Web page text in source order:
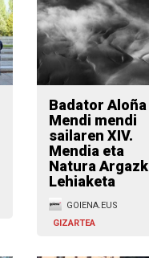
Badator Aloña
Mendi mendi
sailaren XIV.
Mendia eta
Natura
Lehiaketa
GOIENA.EUS
GIZARTEA